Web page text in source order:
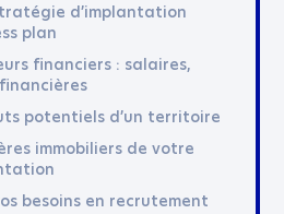
d’implantation
plan
financiers : salaires,
potentiels d’un territoire
immobiliers de votre
besoins en recrutement